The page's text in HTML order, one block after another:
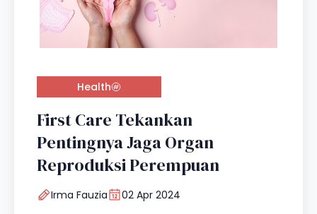
Health
First Care Tekankan
Pentingnya Jaga Organ
Reproduksi Perempuan
Irma Fauzia 02 Apr 2024